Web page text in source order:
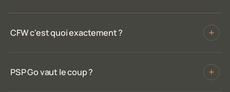
CFW c'est quoi exactement ?
PSP Go vaut le coup ?